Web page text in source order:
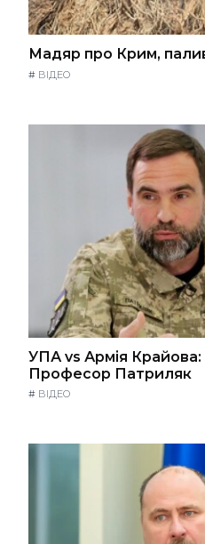
Мадяр про Крим,
# ВІДЕО
УПА vs Армія Крайова:
Професор Патриляк
# ВІДЕО